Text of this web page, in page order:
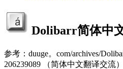
Dolibarr简体中
参考：duuge。com/archives/
206239089 （简体中文翻译交流）